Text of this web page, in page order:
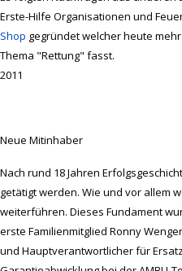
Erste-Hilfe Organisationen und
Shop gegründet welcher heute
Thema "Rettung" fasst.
2011
Neue Mitinhaber
Nach rund 18 Jahren
getätigt werden. Wie und vor allem
weiterführen. Dieses Fundament
erste Familienmitglied Ronny
und Hauptverantwortlicher für